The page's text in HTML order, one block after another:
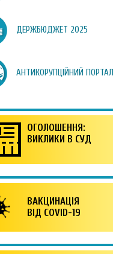
ДЕРЖБЮДЖЕТ 2025
АНТИКОРУПЦІЙНИЙ ПОРТАЛ
ОГОЛОШЕННЯ:
ВИКЛИКИ В СУД
ВАКЦИНАЦІЯ
ВІД COVID-19